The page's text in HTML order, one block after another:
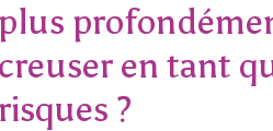
plus
creuser en tant
risques ?